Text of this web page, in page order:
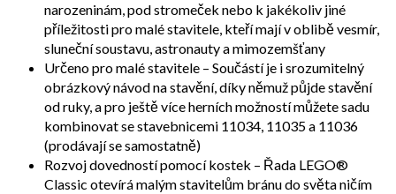
narozeninám, pod stromeček nebo k jakékoliv jiné
příležitosti pro malé stavitele, kteří mají v oblibě vesmír,
sluneční soustavu, astronauty a mimozemšťany
Určeno pro malé stavitele – Součástí je i srozumitelný
obrázkový návod na stavění, díky němuž půjde stavění
od ruky, a pro ještě více herních možností můžete sadu
kombinovat se stavebnicemi 11034, 11035 a 11036
(prodávají se samostatně)
Rozvoj dovedností pomocí kostek – Řada LEGO®
Classic otevírá malým stavitelům bránu do světa ničím